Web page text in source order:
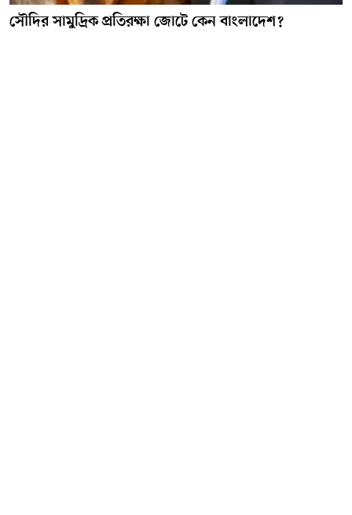
সৌদির সামুদ্রিক প্রতিরক্ষা জোটে কেন বাংলাদেশ?